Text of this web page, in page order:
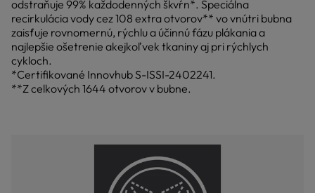
odstraňuje 99% každodenných škvŕn*. Špeciálna
recirkulácia vody cez 108 extra otvorov** vo vnútri bubna
zaisťuje rovnomernú, rýchlu a účinnú fázu plákania a
najlepšie ošetrenie akejkoľvek tkaniny aj pri rýchlych
cykloch.
*Certifikované Innovhub S-ISSI-2402241.
**Z celkových 1644 otvorov v bubne.